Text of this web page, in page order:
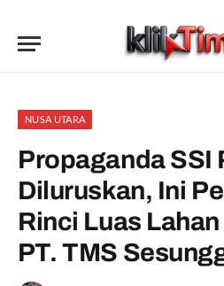
NUSA UTARA
Propaganda SSI
Diluruskan, Ini
Rinci Luas
PT. TMS